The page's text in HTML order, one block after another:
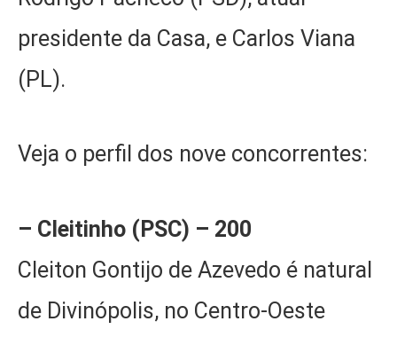
presidente da Casa, e Carlos Viana
(PL).
Veja o perfil dos nove concorrentes:
– Cleitinho (PSC) – 200
Cleiton Gontijo de Azevedo é natural
de Divinópolis, no Centro-Oeste